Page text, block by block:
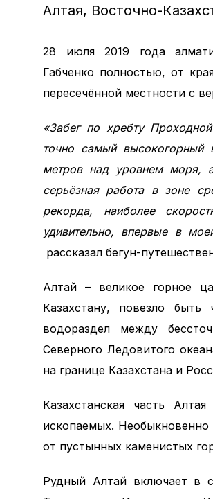
Алтая, Восточно-
28 июля 2019 года
Габченко полностью, от
пересечённой местности с
«Забег по хребту
точно самый высокогорный
метров над уровнем моря,
серьёзная работа в зоне
рекорда, наиболее
удивительно, впервые в
рассказал бегун-
Алтай – великое горное
Казахстану, повезло
водораздел между
Северного Ледовитого
на границе Казахстана и
Казахстанская часть
ископаемых.
от пустынных каменистых
Рудный Алтай включает в